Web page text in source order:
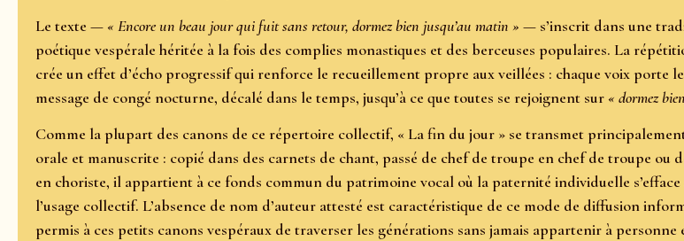
Le texte — « Encore un beau jour qui fuit sans retour, dormez bien jusqu’au matin » — s’inscrit dans une
poétique vespérale héritée à la fois des complies monastiques et des berceuses populaires. La
crée un effet d’écho progressif qui renforce le recueillement propre aux veillées : chaque voix porte
message de congé nocturne, décalé dans le temps, jusqu’à ce que toutes se rejoignent sur « dormez
Comme la plupart des canons de ce répertoire collectif, « La fin du jour » se transmet
orale et manuscrite : copié dans des carnets de chant, passé de chef de troupe en chef de troupe ou
en choriste, il appartient à ce fonds commun du patrimoine vocal où la paternité individuelle
l’usage collectif. L’absence de nom d’auteur attesté est caractéristique de ce mode de diffusion
permis à ces petits canons vespéraux de traverser les générations sans jamais appartenir à personne